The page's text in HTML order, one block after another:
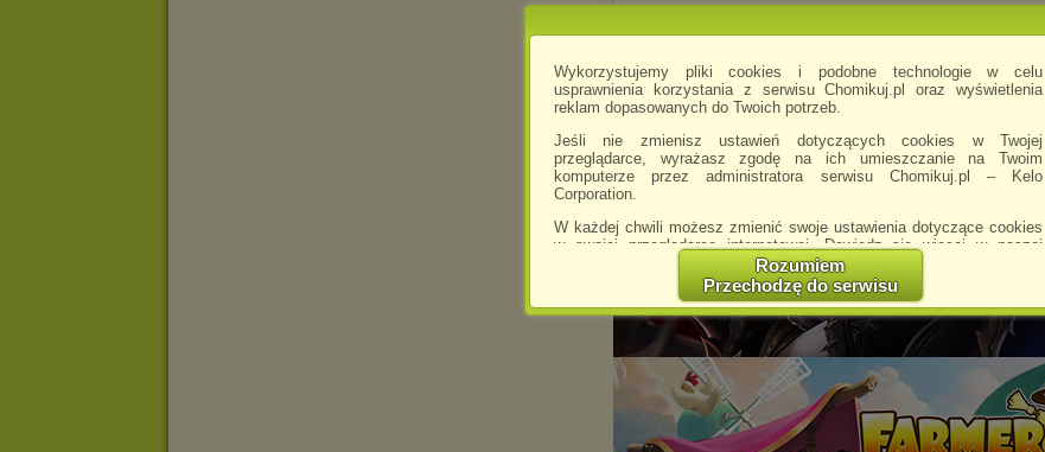
Wykorzystujemy pliki cookies i podobne technologie w celu
usprawnienia korzystania z serwisu Chomikuj.pl oraz wyświetlenia
reklam dopasowanych do Twoich potrzeb.
Jeśli nie zmienisz ustawień dotyczących cookies w Twojej
przeglądarce, wyrażasz zgodę na ich umieszczanie na Twoim
komputerze przez administratora serwisu Chomikuj.pl – Kelo
Corporation.
W każdej chwili możesz zmienić swoje ustawienia dotyczące cookies
w swojej przeglądarce internetowej. Dowiedz się więcej w naszej
http://chomikuj.pl/PolitykaPrywatnosci.aspx
Jednocześnie informujemy że zmiana ustawień przeglądarki może
spowodować ograniczenie korzystania ze strony Chomikuj.pl.
W przypadku braku twojej zgody na akceptację cookies niestety
prosimy o opuszczenie serwisu chomikuj.pl.
Wykorzystanie plików cookies
przez
Zaufanych Partnerów
(dostosowanie reklam do Twoich potrzeb, analiza skuteczności działań
marketingowych).
Rozumiem
Przechodzę do serwisu